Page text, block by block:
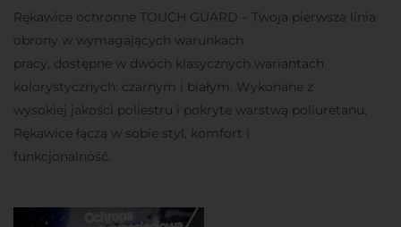
Rękawice ochronne TOUCH GUARD – Twoja pierwsza linia
obrony w wymagających warunkach
pracy, dostępne w dwóch klasycznych wariantach
kolorystycznych: czarnym i białym. Wykonane z
wysokiej jakości poliestru i pokryte warstwą poliuretanu.
Rękawice łączą w sobie styl, komfort i
funkcjonalność.